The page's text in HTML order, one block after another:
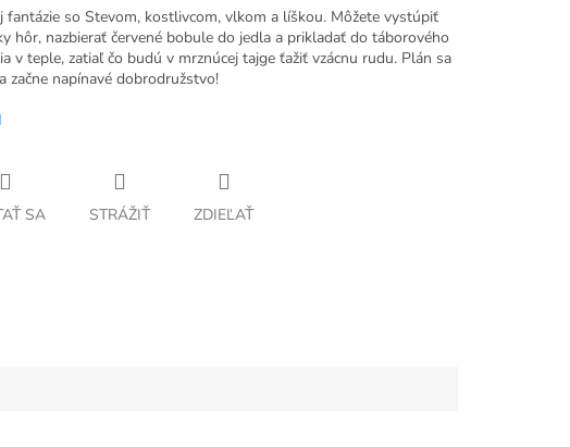
fantázie so Stevom, kostlivcom, vlkom a líškou. Môžete vystúpiť
hôr, nazbierať červené bobule do jedla a prikladať do táborového
v teple, zatiaľ čo budú v mrznúcej tajge ťažiť vzácnu rudu. Plán sa
začne napínavé dobrodružstvo!
SA STRÁŽIŤ ZDIEĽAŤ